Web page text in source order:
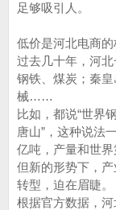
足够吸引人。
低价是河北电商的
过去几十年，河
钢铁、煤炭；秦
械……
比如，都说“世界
唐山”，这种说法
亿吨，产量和世界
但新的形势下，产
转型，迫在眉睫。
根据官方数据，